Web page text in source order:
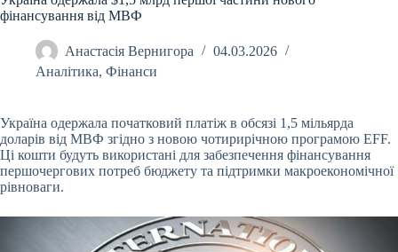
фінансування від МВФ
Анастасія Вернигора
04.03.2026
Аналітика, Фінанси
Україна одержала початковий платіж в обсязі 1,5 мільярда
доларів від МВФ згідно з новою чотирирічною програмою EFF.
Ці кошти будуть використані для забезпечення фінансування
першочергових потреб бюджету та підтримки макроекономічної
рівноваги.